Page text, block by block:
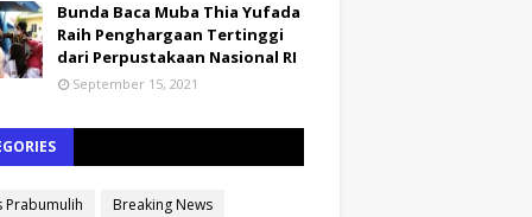
Bunda Baca Muba Thia Yufada
Raih Penghargaan Tertinggi
dari Perpustakaan Nasional RI
September 15, 2021
Prabumulih
Breaking News